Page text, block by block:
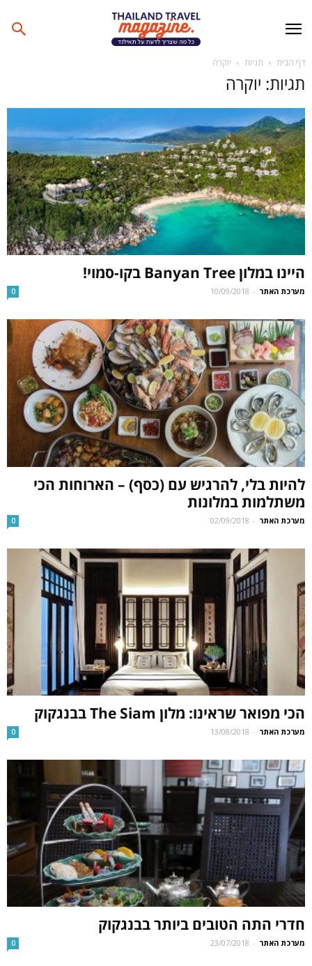
דף הבית תגיות יוקרה
תגיות: יוקרה
היינו במלון Banyan Tree בקו-סמוי!
מערכת האתר -
10/09/2018
0
להיות בלי, להרגיש עם (כסף) – הארוחות הכי
משתלמות במלונות
מערכת האתר -
02/09/2018
0
הכי מפואר שראינו: מלון The Siam בבנגקוק
מערכת האתר -
13/08/2018
0
חדרי התה הטובים ביותר בבנגקוק
מערכת האתר -
23/07/2018
0